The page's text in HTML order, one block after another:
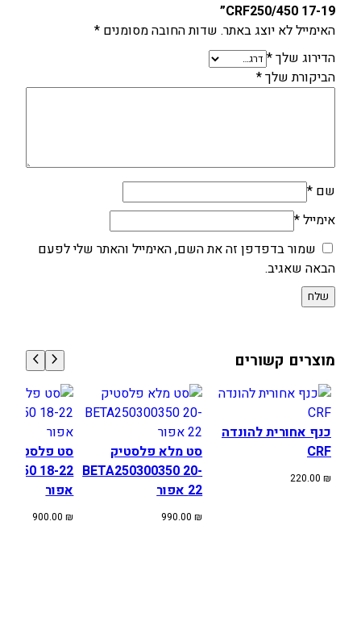
CRF250/450 17-19”
האימייל לא יוצג באתר. שדות החובה מסומנים *
הדירוג שלך*
הביקורת שלך*
שם *
אימייל*
שמור בדפדפן זה את השם, האימייל והאתר שלי לפעם
הבאה שאגיב.
מוצרים קשורים
כנף אחורית להונדה
CRF
220.00 ₪
סט מלא פלסטיק
BETA250300350 20-
22 אפור
990.00₪
350 18-22
אפור
900.00₪